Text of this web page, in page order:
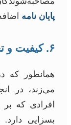
پایان نامه
۶. کیفیت و تخصص تیم نگارش و مشاور
همانطور که
می‌زند، در
افرادی که
بسزایی